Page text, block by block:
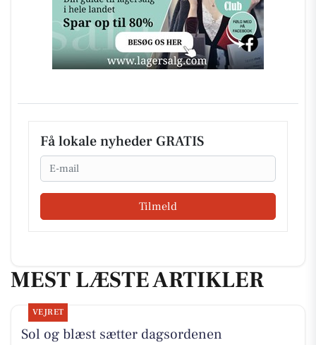
Få lokale nyheder GRATIS
Email
Tilmeld
MEST LÆSTE ARTIKLER
VEJRET
Sol og blæst sætter dagsordenen